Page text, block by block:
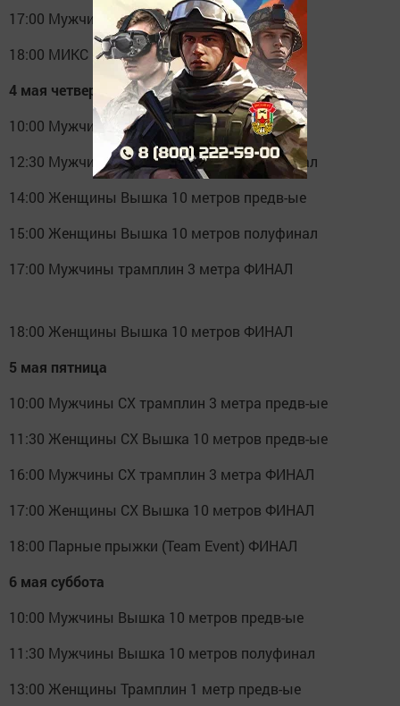
17:00 Мужчины Трамплин 1 метр ФИНАЛ
18:00 МИКС СХ Вышка 10 метров ФИНАЛ
4 мая четверг
10:00 Мужчины трамплин 3 метра предв-ые
12:30 Мужчины трамплин 3 метра полуфинал
14:00 Женщины Вышка 10 метров предв-ые
15:00 Женщины Вышка 10 метров полуфинал
17:00 Мужчины трамплин 3 метра ФИНАЛ
18:00 Женщины Вышка 10 метров ФИНАЛ
5 мая пятница
10:00 Мужчины СХ трамплин 3 метра предв-ые
11:30 Женщины СХ Вышка 10 метров предв-ые
16:00 Мужчины СХ трамплин 3 метра ФИНАЛ
17:00 Женщины СХ Вышка 10 метров ФИНАЛ
18:00 Парные прыжки (Team Event) ФИНАЛ
6 мая суббота
10:00 Мужчины Вышка 10 метров предв-ые
11:30 Мужчины Вышка 10 метров полуфинал
13:00 Женщины Трамплин 1 метр предв-ые